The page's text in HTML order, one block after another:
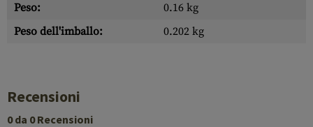
Peso:
0.16 kg
Peso dell'imballo:
0.202 kg
Recensioni
0 da 0 Recensioni